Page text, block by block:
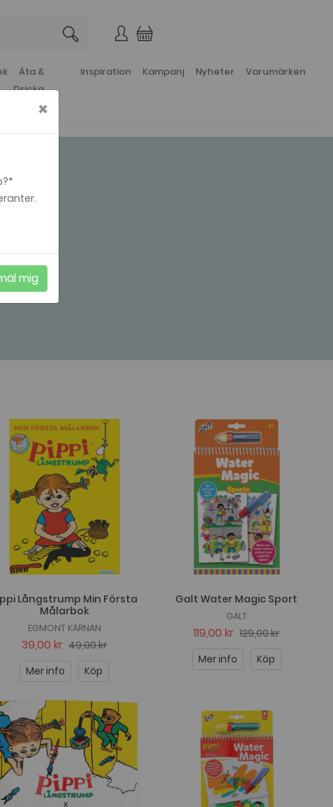
Äta &
Dricka
Inspiration Kampanj Nyheter Varumärken
Långstrump Min Första
Målarbok
EGMONT KÄRNAN
39,00 kr 49,00 kr
Mer info
Köp
Galt Water Magic Sport
GALT
119,00 kr 129,00 kr
Mer info
Köp
×
mig